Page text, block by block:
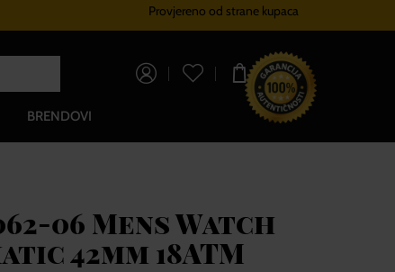
Sustav vjernostiProvjereno od strane kupaca
0,00 €
BRENDOVI
06 Mens Watch
42mm 18ATM